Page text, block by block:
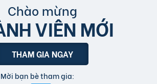
Chào mừng
VIÊN MỚI
THAM GIA NGAY
Mời bạn bè tham gia: